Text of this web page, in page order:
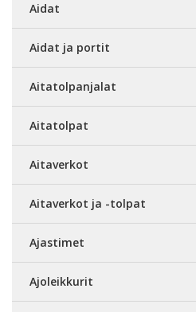
Aidat
Aidat ja portit
Aitatolpanjalat
Aitatolpat
Aitaverkot
Aitaverkot ja -tolpat
Ajastimet
Ajoleikkurit